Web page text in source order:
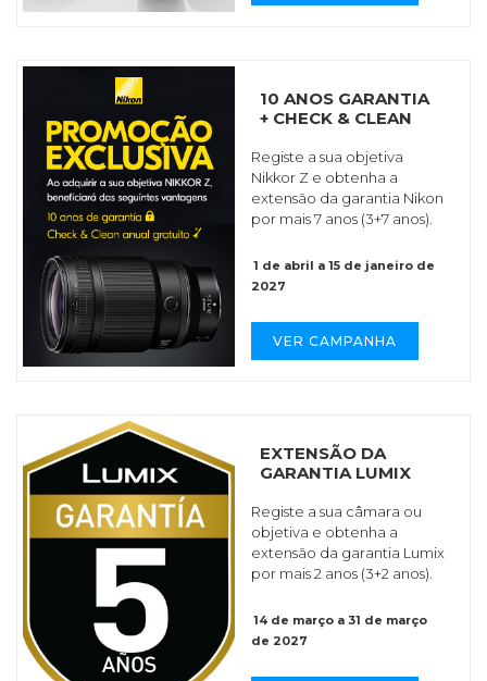
10 ANOS GARANTIA
+ CHECK & CLEAN
Registe a sua objetiva
Nikkor Z e obtenha a
extensão da garantia Nikon
por mais 7 anos (3+7 anos).
1 de abril a 15 de janeiro de
2027
VER CAMPANHA
EXTENSÃO DA
GARANTIA LUMIX
Registe a sua câmara ou
objetiva e obtenha a
extensão da garantia Lumix
por mais 2 anos (3+2 anos).
14 de março a 31 de março
de 2027